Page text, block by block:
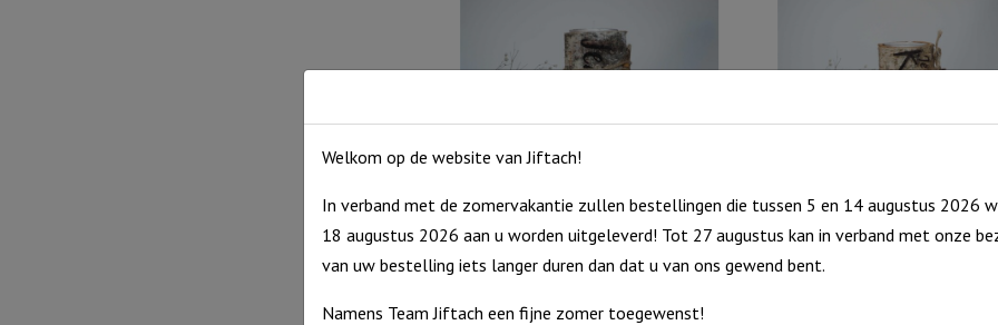
sterk
droomde
aantal
Boomstam Berk L, Jezus leeft
€ 9,95
Boomstam
L,
Boomstam Berk L, Je bent
€9,95
Welkom op de website van Jiftach!
In verband met de zomervakantie zullen bestellingen die tussen 5 en 14 augustus 2026
18 augustus 2026 aan u worden uitgeleverd! Tot 27 augustus kan in verband met onze
van uw bestelling iets langer duren dan dat u van ons gewend bent.
Namens Team Jiftach een fijne zomer toegewenst!